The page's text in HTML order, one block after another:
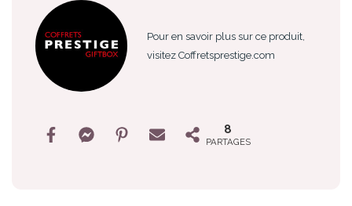
Pour en savoir plus sur ce produit,
visitez Coffretsprestige.com
8
PARTAGES